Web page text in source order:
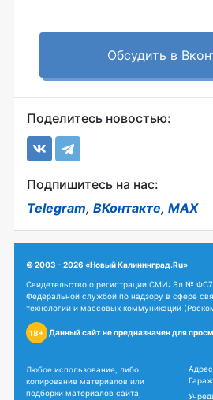
Обсудить в
Поделитесь новостью:
Подпишитесь на нас:
Telegram, ВКонтакте, MAX
© 2003 - 2026 «Новый Калининград.Ru»
Свидетельство о регистрации СМИ: Эл №
Федеральной службой по надзору в сфере
технологий и массовых коммуникаций
18+ Данный сайт не предназначен для
Любое использование, либо
копирование материалов или
подборки материалов сайта,